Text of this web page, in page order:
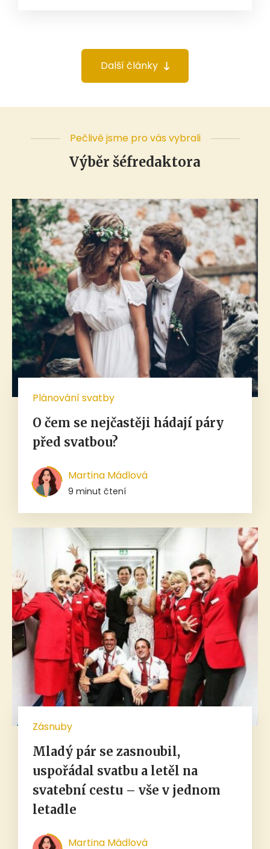
Další články
Pečlivě jsme pro vás vybrali
Výběr šéfredaktora
Plánování svatby
O čem se nejčastěji hádají páry
před svatbou?
Martina Mádlová
9 minut čtení
Zásnuby
Mladý pár se zasnoubil,
uspořádal svatbu a letěl na
svatební cestu – vše v jednom
letadle
Martina Mádlová